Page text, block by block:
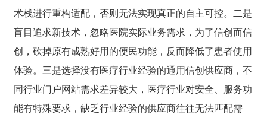
术栈进行重构适配，否则无法实现真正的自主可控。二是
盲目追求新技术，忽略医院实际业务需求，为了信创而信
创，砍掉原有成熟好用的便民功能，反而降低了患者使用
体验。三是选择没有医疗行业经验的通用信创供应商，不
同行业门户网站需求差异较大，医疗行业对安全、服务功
能有特殊要求，缺乏行业经验的供应商往往无法匹配需